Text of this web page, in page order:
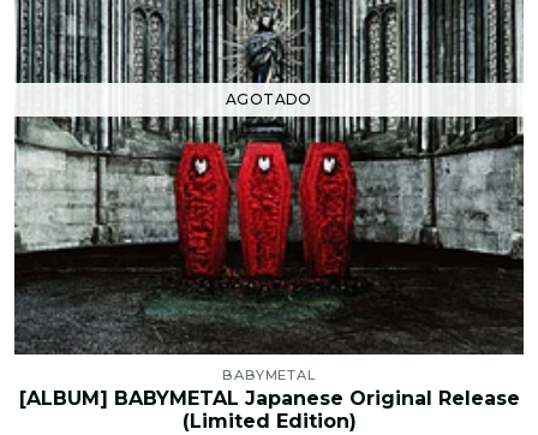
AGOTADO
BABYMETAL
[ALBUM] BABYMETAL Japanese Original Release
(Limited Edition)